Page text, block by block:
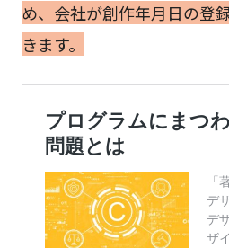
め、会社が創作年月日の登
きます。